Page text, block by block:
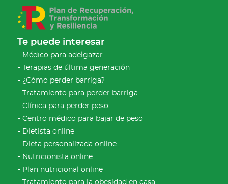
Te puede interesar
Médico para adelgazar
Terapias de última generación
¿Cómo perder barriga?
Tratamiento para perder barriga
Clínica para perder peso
Centro médico para bajar de peso
Dietista online
Dieta personalizada online
Nutricionista online
Plan nutricional online